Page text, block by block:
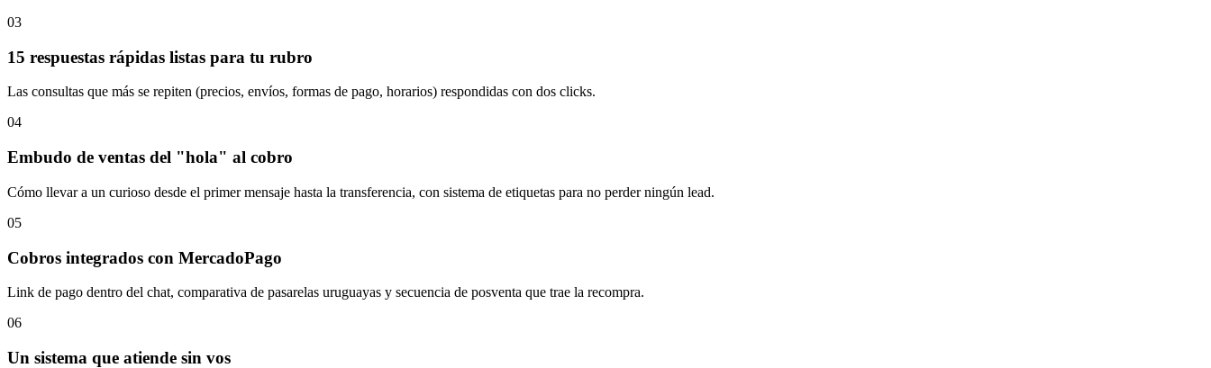
03
15 respuestas rápidas listas para tu rubro
Las consultas que más se repiten (precios, envíos, formas de pago, horarios) respondidas con dos clicks.
04
Embudo de ventas del "hola" al cobro
Cómo llevar a un curioso desde el primer mensaje hasta la transferencia, con sistema de etiquetas para no perder ningún lead.
05
Cobros integrados con MercadoPago
Link de pago dentro del chat, comparativa de pasarelas uruguayas y secuencia de posventa que trae la recompra.
06
Un sistema que atiende sin vos